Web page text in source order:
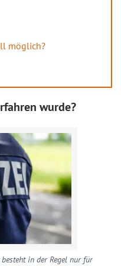
möglich?
wurde?
in der Regel nur für